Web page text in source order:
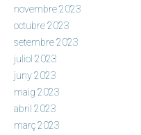
novembre 2023
octubre 2023
setembre 2023
juliol 2023
juny 2023
maig 2023
abril 2023
març 2023